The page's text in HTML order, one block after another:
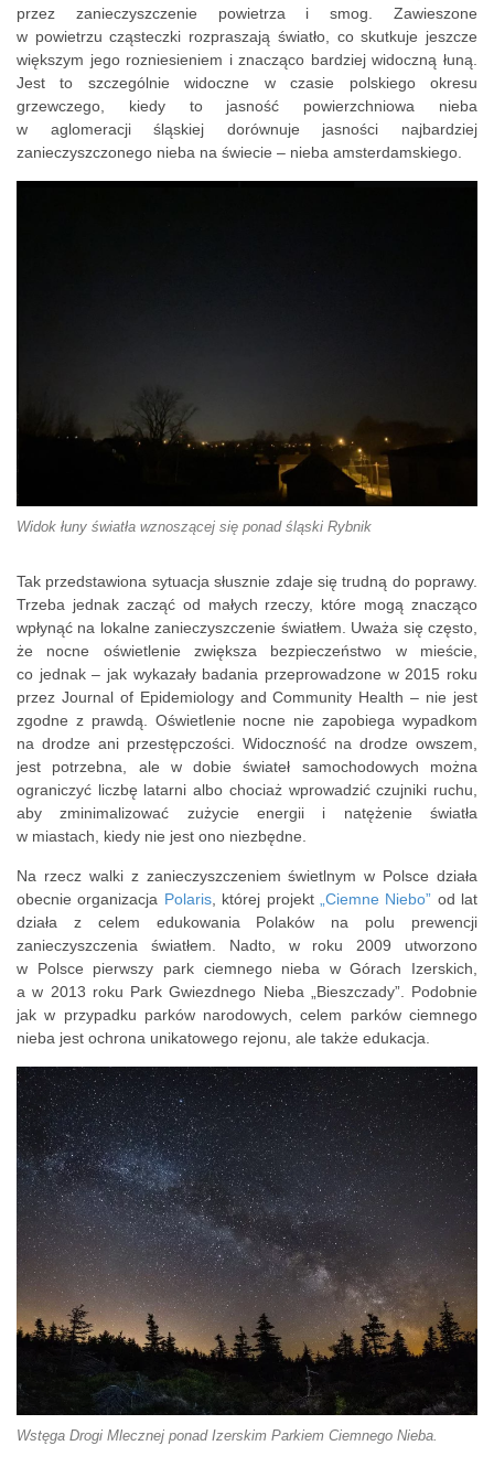
przez zanieczyszczenie powietrza i smog. Zawieszone
w powietrzu cząsteczki rozpraszają światło, co skutkuje jeszcze
większym jego rozniesieniem i znacząco bardziej widoczną łuną.
Jest to szczególnie widoczne w czasie polskiego okresu
grzewczego, kiedy to jasność powierzchniowa nieba
w aglomeracji śląskiej dorównuje jasności najbardziej
zanieczyszczonego nieba na świecie – nieba amsterdamskiego.
Widok łuny światła wznoszącej się ponad śląski Rybnik
Tak przedstawiona sytuacja słusznie zdaje się trudną do poprawy.
Trzeba jednak zacząć od małych rzeczy, które mogą znacząco
wpłynąć na lokalne zanieczyszczenie światłem. Uważa się często,
że nocne oświetlenie zwiększa bezpieczeństwo w mieście,
co jednak – jak wykazały badania przeprowadzone w 2015 roku
przez Journal of Epidemiology and Community Health – nie jest
zgodne z prawdą. Oświetlenie nocne nie zapobiega wypadkom
na drodze ani przestępczości. Widoczność na drodze owszem,
jest potrzebna, ale w dobie świateł samochodowych można
ograniczyć liczbę latarni albo chociaż wprowadzić czujniki ruchu,
aby zminimalizować zużycie energii i natężenie światła
w miastach, kiedy nie jest ono niezbędne.
Na rzecz walki z zanieczyszczeniem świetlnym w Polsce działa
obecnie organizacja Polaris, której projekt „Ciemne Niebo” od lat
działa z celem edukowania Polaków na polu prewencji
zanieczyszczenia światłem. Nadto, w roku 2009 utworzono
w Polsce pierwszy park ciemnego nieba w Górach Izerskich,
a w 2013 roku Park Gwiezdnego Nieba „Bieszczady”. Podobnie
jak w przypadku parków narodowych, celem parków ciemnego
nieba jest ochrona unikatowego rejonu, ale także edukacja.
Wstęga Drogi Mlecznej ponad Izerskim Parkiem Ciemnego Nieba.